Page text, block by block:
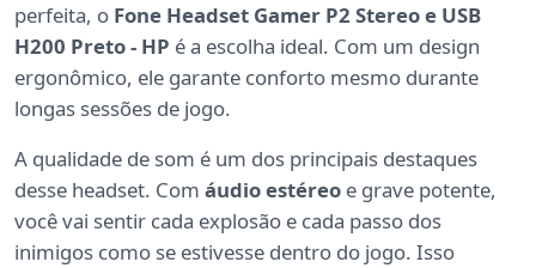
perfeita, o Fone Headset Gamer P2 Stereo e USB
H200 Preto - HP é a escolha ideal. Com um design
ergonômico, ele garante conforto mesmo durante
longas sessões de jogo.
A qualidade de som é um dos principais destaques
desse headset. Com áudio estéreo e grave potente,
você vai sentir cada explosão e cada passo dos
inimigos como se estivesse dentro do jogo. Isso